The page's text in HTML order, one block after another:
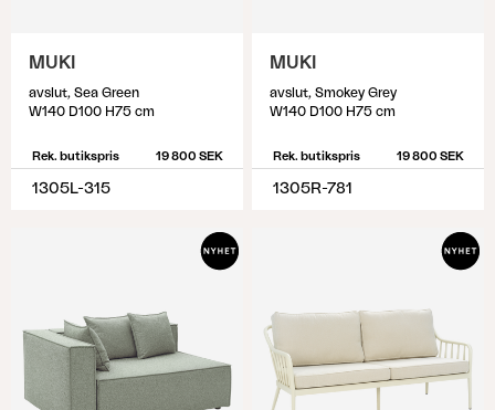
MUKI
avslut, Sea Green
W140 D100 H75 cm
Rek. butikspris 19 800 SEK
1305L-315
MUKI
avslut, Smokey Grey
W140 D100 H75 cm
Rek. butikspris 19 800 SEK
1305R-781